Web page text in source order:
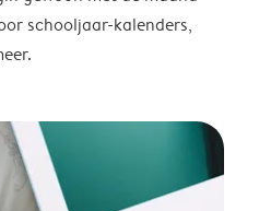
schooljaar-kalenders,